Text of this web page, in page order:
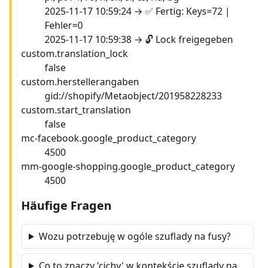
2025-11-17 10:59:24 → ✅ Fertig: Keys=72 |
Fehler=0
2025-11-17 10:59:38 → 🔓 Lock freigegeben
custom.translation_lock
false
custom.herstellerangaben
gid://shopify/Metaobject/201958228233
custom.start_translation
false
mc-facebook.google_product_category
4500
mm-google-shopping.google_product_category
4500
Häufige Fragen
Wozu potrzebuję w ogóle szuflady na fusy?